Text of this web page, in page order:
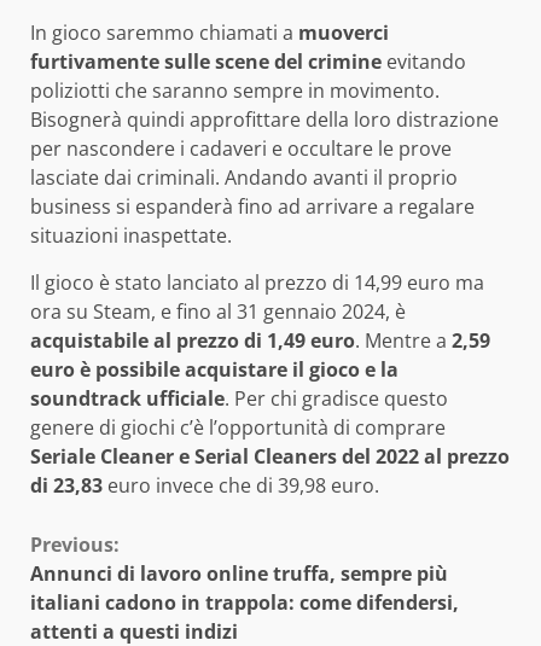
In gioco saremmo chiamati a muoverci
furtivamente sulle scene del crimine evitando
poliziotti che saranno sempre in movimento.
Bisognerà quindi approfittare della loro distrazione
per nascondere i cadaveri e occultare le prove
lasciate dai criminali. Andando avanti il proprio
business si espanderà fino ad arrivare a regalare
situazioni inaspettate.
Il gioco è stato lanciato al prezzo di 14,99 euro ma
ora su Steam, e fino al 31 gennaio 2024, è
acquistabile al prezzo di 1,49 euro. Mentre a 2,59
euro è possibile acquistare il gioco e la
soundtrack ufficiale. Per chi gradisce questo
genere di giochi c’è l’opportunità di comprare
Seriale Cleaner e Serial Cleaners del 2022 al prezzo
di 23,83 euro invece che di 39,98 euro.
Continue
Reading
Previous:
Annunci di lavoro online truffa, sempre più
italiani cadono in trappola: come difendersi,
attenti a questi indizi